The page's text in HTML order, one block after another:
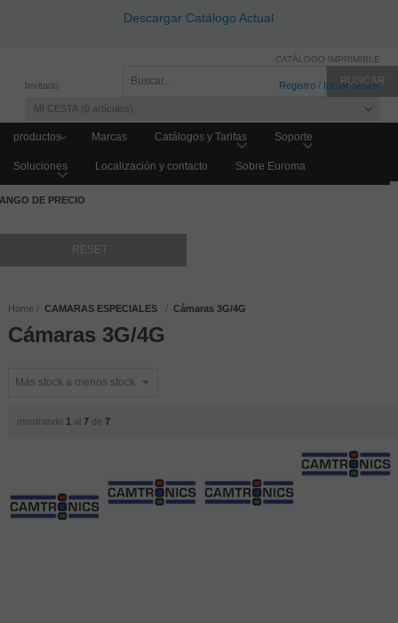
Descargar Catálogo Actual
Invitado Registro / Iniciar sesión
MI CESTA 0 artículos
CATÁLOGO IMPRIMIBLE
productos Marcas Catálogos y Tarifas Soporte
Soluciones Localización y contacto Sobre Euroma
FILTRAR PRODUCTOS
DE PRECIO
Home CAMARAS ESPECIALES Cámaras 3G/4G
Cámaras 3G/4G
mostrando 1 al 7de 7